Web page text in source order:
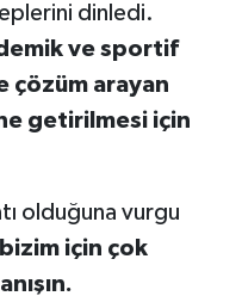
dinledi.
ve sportif
çözüm arayan
getirilmesi için
olduğuna vurgu
için çok